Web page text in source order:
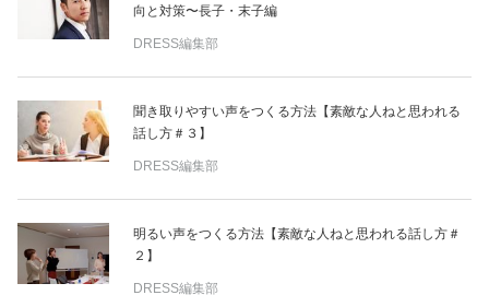
向と対策〜長子・末子編
DRESS編集部
聞き取りやすい声をつくる方法【素敵な人ねと思われる
話し方＃３】
DRESS編集部
明るい声をつくる方法【素敵な人ねと思われる話し方＃
２】
DRESS編集部